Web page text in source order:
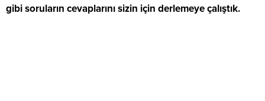
gibi soruların cevaplarını sizin için derlemeye çalıştık.